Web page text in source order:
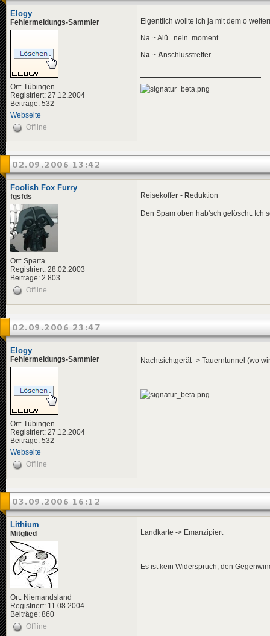
Elogy
Fehlermeldungs-Sammler
Ort: Tübingen
Registriert: 27.12.2004
Beiträge: 532
Webseite
Eigentlich wollte ich ja mit dem o
Na ~ Alü.. nein. moment.
Na ~ Anschlusstreffer
Offline
02.09.2006 13:42
Foolish Fox Furry
fgsfds
Ort: Sparta
Registriert: 28.02.2003
Beiträge: 2.803
Reisekoffer - Reduktion
Den Spam oben hab'sch gelöscht. Ich
Offline
02.09.2006 23:47
Elogy
Fehlermeldungs-Sammler
Ort: Tübingen
Registriert: 27.12.2004
Beiträge: 532
Webseite
Nachtsichtgerät -> Tauerntunnel (wo
Offline
03.09.2006 16:12
Lithium
Mitglied
Ort: Niemandsland
Registriert: 11.08.2004
Beiträge: 860
Landkarte -> Emanzipiert
Es ist kein Widerspruch, den
Offline